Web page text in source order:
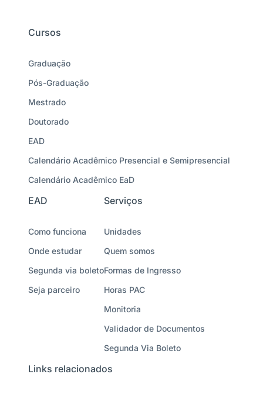
Cursos
Graduação
Pós-Graduação
Mestrado
Doutorado
EAD
Calendário Acadêmico Presencial e Semipresencial
Calendário Acadêmico EaD
EAD
Como funciona
Onde estudar
Segunda via boleto
Seja parceiro
Serviços
Unidades
Quem somos
Formas de Ingresso
Horas PAC
Monitoria
Validador de Documentos
Segunda Via Boleto
Links relacionados